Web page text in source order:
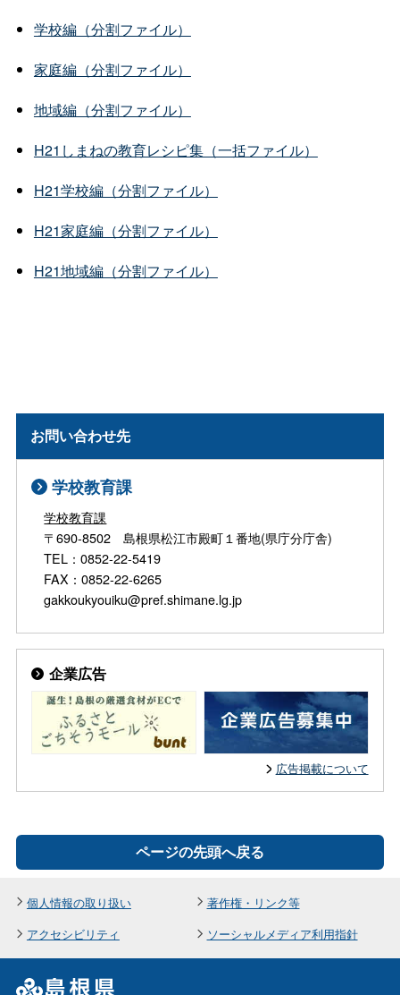
学校編（分割ファイル）
家庭編（分割ファイル）
地域編（分割ファイル）
H21しまねの教育レシピ集（一括ファイル）
H21学校編（分割ファイル）
H21家庭編（分割ファイル）
H21地域編（分割ファイル）
お問い合わせ先
学校教育課
学校教育課
〒690-8502 島根県松江市殿町１番地(県庁分庁舎)
TEL：0852-22-5419
FAX：0852-22-6265
gakkoukyouiku@pref.shimane.lg.jp
企業広告
広告掲載について
ページの先頭へ戻る
個人情報の取り扱い
著作権・リンク等
アクセシビリティ
ソーシャルメディア利用指針